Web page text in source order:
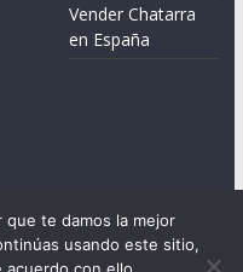
Vender Chatarra
en España
conWordPress
que te damos la mejor
usando este sitio,